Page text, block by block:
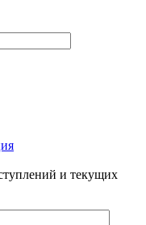
и текущих